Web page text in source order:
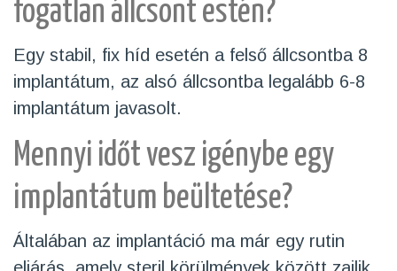
fogatlan állcsont estén?
Egy stabil, fix híd esetén a felső állcsontba 8
implantátum, az alsó állcsontba legalább 6-8
implantátum javasolt.
Mennyi időt vesz igénybe egy
implantátum beültetése?
Általában az implantáció ma már egy rutin